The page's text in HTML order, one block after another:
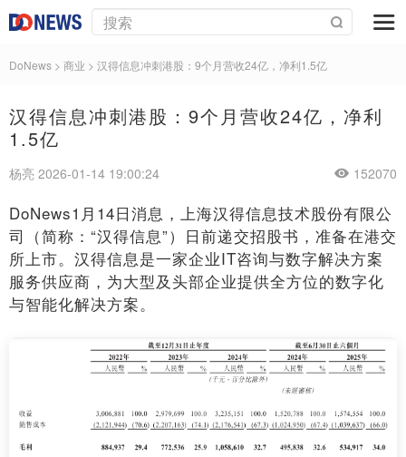
DoNews > 商业 > 汉得信息冲刺港股：9个月营收24亿，净利1.5亿
汉得信息冲刺港股：9个月营收24亿，净利
1.5亿
杨亮 2026-01-14 19:00:24 152070
DoNews1月14日消息，上海汉得信息技术股份有限公
司（简称：“汉得信息”）日前递交招股书，准备在港交
所上市。汉得信息是一家企业IT咨询与数字解决方案
服务供应商，为大型及头部企业提供全方位的数字化
与智能化解决方案。